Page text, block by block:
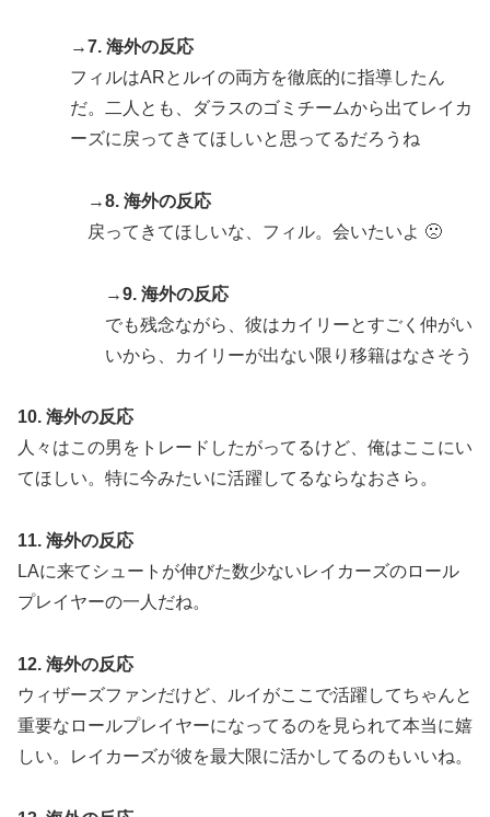
欧州「日本だけ反則だろ…」 世界の『日本びいき』に
韓国人「東京とソウルの宿泊費や交通費を徹底比較した
結果判明した驚きの物価事情がこちらです」→「こんな
に物価差があるの？‥」
アメリカ人「お前らの学校ではどんな理由で退学者が出
症状「日本後PTSD」に海外が大騒ぎ
日本旅行キャンセルすべきか…1万年ぶり史上最大級の
多い気がする → 「日本のIT業界は色々と問題があるか
▶
韓国人「残酷だった日帝強占期前後の写真を見てみよ
→7. 海外の反応
フィルはARとルイの両方を徹底的に指導したん
だ。二人とも、ダラスのゴミチームから出てレイカ
ーズに戻ってきてほしいと思ってるだろうね
→8. 海外の反応
戻ってきてほしいな、フィル。会いたいよ 🙁
→9. 海外の反応
でも残念ながら、彼はカイリーとすごく仲がい
いから、カイリーが出ない限り移籍はなさそう
10. 海外の反応
人々はこの男をトレードしたがってるけど、俺はここにい
てほしい。特に今みたいに活躍してるならなおさら。
11. 海外の反応
LAに来てシュートが伸びた数少ないレイカーズのロール
プレイヤーの一人だね。
12. 海外の反応
ウィザーズファンだけど、ルイがここで活躍してちゃんと
重要なロールプレイヤーになってるのを見られて本当に嬉
しい。レイカーズが彼を最大限に活かしてるのもいいね。